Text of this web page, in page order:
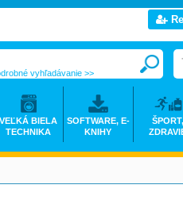
vyhľadávanie >>
VEĽKÁ BIELA
TECHNIKA
SOFTWARE, E-
KNIHY
ŠPORT,